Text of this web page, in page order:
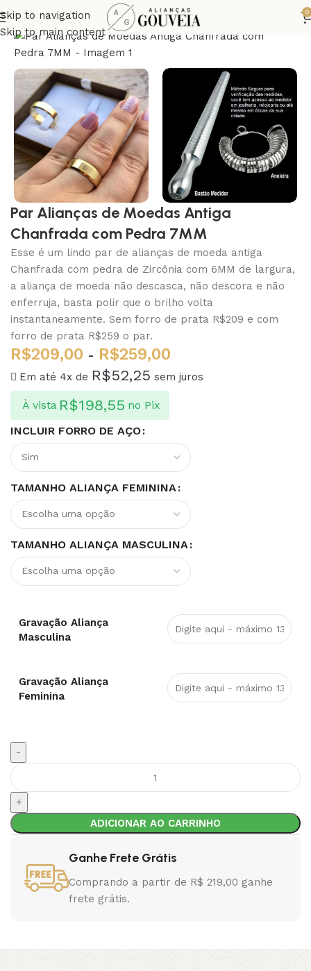
Skip to navigation
Skip to main content
0
Par Alianças de Moedas Antiga
Chanfrada com Pedra 7MM
Esse é um lindo par de alianças de moeda antiga
Chanfrada com pedra de Zircônia com 6MM de largura,
a aliança de moeda não descasca, não descora e não
enferruja, basta polir que o brilho volta
instantaneamente. Sem forro de prata R$209 e com
forro de prata R$259 o par.
R$209,00 - R$259,00
Em até 4x de R$52,25 sem juros
À vista R$198,55 no Pix
INCLUIR FORRO DE AÇO
TAMANHO ALIANÇA FEMININA
TAMANHO ALIANÇA MASCULINA
Gravação Aliança
Masculina
Gravação Aliança
Feminina
ADICIONAR AO CARRINHO
Ganhe Frete Grátis
Comprando a partir de R$ 219,00 ganhe
frete grátis.